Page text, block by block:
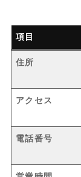
項目
住所
アクセス
電話番号